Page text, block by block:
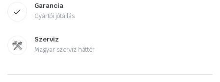
Garancia
Gyártói jótállás
Szerviz
Magyar szerviz háttér